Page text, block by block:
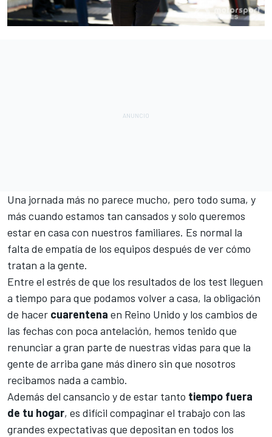
Una jornada más no parece mucho, pero todo suma, y
más cuando estamos tan cansados y solo queremos
estar en casa con nuestros familiares. Es normal la
falta de empatía de los equipos después de ver cómo
tratan a la gente.
Entre el estrés de que los resultados de los test lleguen
a tiempo para que podamos volver a casa, la obligación
de hacer cuarentena en Reino Unido y los cambios de
las fechas con poca antelación, hemos tenido que
renunciar a gran parte de nuestras vidas para que la
gente de arriba gane más dinero sin que nosotros
recibamos nada a cambio.
Además del cansancio y de estar tanto tiempo fuera
de tu hogar, es difícil compaginar el trabajo con las
grandes expectativas que depositan en todos los